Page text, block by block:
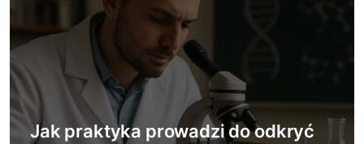
Jak praktyka prowadzi do odkryć